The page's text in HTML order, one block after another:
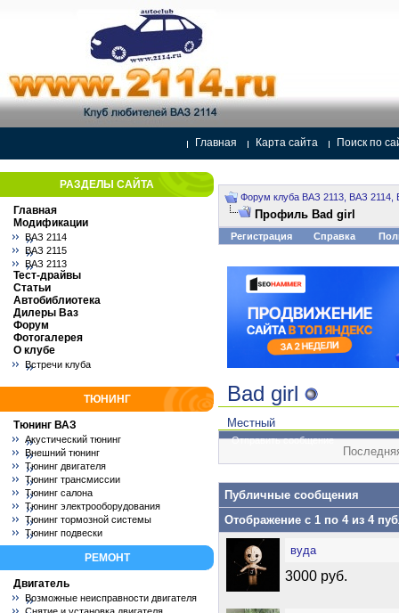
Главная Карта сайта Поиск по
РАЗДЕЛЫ САЙТА
Главная
Модификации
ВАЗ 2114
ВАЗ 2115
ВАЗ 2113
Тест-драйвы
Статьи
Автобиблиотека
Дилеры Ваз
Форум
Фотогалерея
О клубе
Встречи клуба
ТЮНИНГ
Тюнинг ВАЗ
Акустический тюнинг
Внешний тюнинг
Тюнинг двигателя
Тюнинг трансмиссии
Тюнинг салона
Тюнинг электрооборудования
Тюнинг тормозной системы
Тюнинг подвески
РЕМОНТ
Двигатель
Возможные неисправности двигателя
Форум клуба ВАЗ 2113, ВАЗ 2114,
Профиль Bad girl
Регистрация Справка
Bad girl
Местный
Отправить сообщение
Публичные сообщения
Отображение с 1 по 4из 4
вуда
3000 руб.